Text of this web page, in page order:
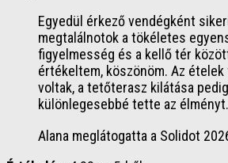
Egyedül érkező vendégként
megtalálnotok a tökéletes
figyelmesség és a kellő tér
értékeltem, köszönöm. Az
voltak, a tetőterasz kilátása
különlegesebbé tette az élményt.
Alana meglátogatta a Solidot